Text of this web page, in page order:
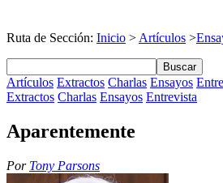
Ruta de Sección: Inicio > Artículos >
Buscar
Artículos Extractos Charlas Ensayos
Extractos Charlas Ensayos Entrevista
Aparentemente
Por Tony Parsons